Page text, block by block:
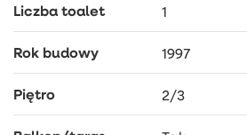
Liczba toalet 1
Rok budowy 1997
Piętro 2/3